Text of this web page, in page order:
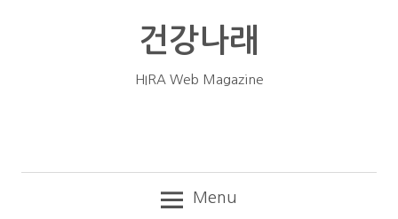
건강나래
HIRA Web Magazine
Menu